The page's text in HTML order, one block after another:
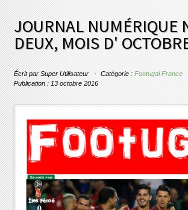
JOURNAL NUMÉRIQUE
DEUX, MOIS D'
Écrit parSuper Utilisateur Catégorie :Footugal France
Publication : 13 octobre 2016